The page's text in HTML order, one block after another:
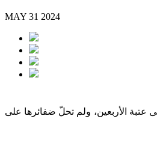
MAY 31 2024
عتبة الأربعين، ولم تحلّ ضفائرها على